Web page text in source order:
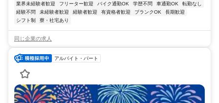
業界未経験者歓迎 フリーター歓迎 バイク通勤OK 学歴不問 車通勤OK
転勤なし
経験不問
未経験者歓迎 経験者歓迎 有資格者歓迎 ブランクOK
長期歓迎
シフト制
寮・社宅あり
同じ企業の求人
アルバイト・パート